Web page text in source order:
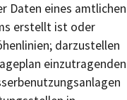
Daten eines amtlichen
erstellt ist oder
darzustellen
einzutragenden